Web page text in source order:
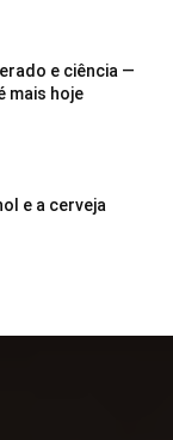
e ciência —
mais hoje
e a cerveja